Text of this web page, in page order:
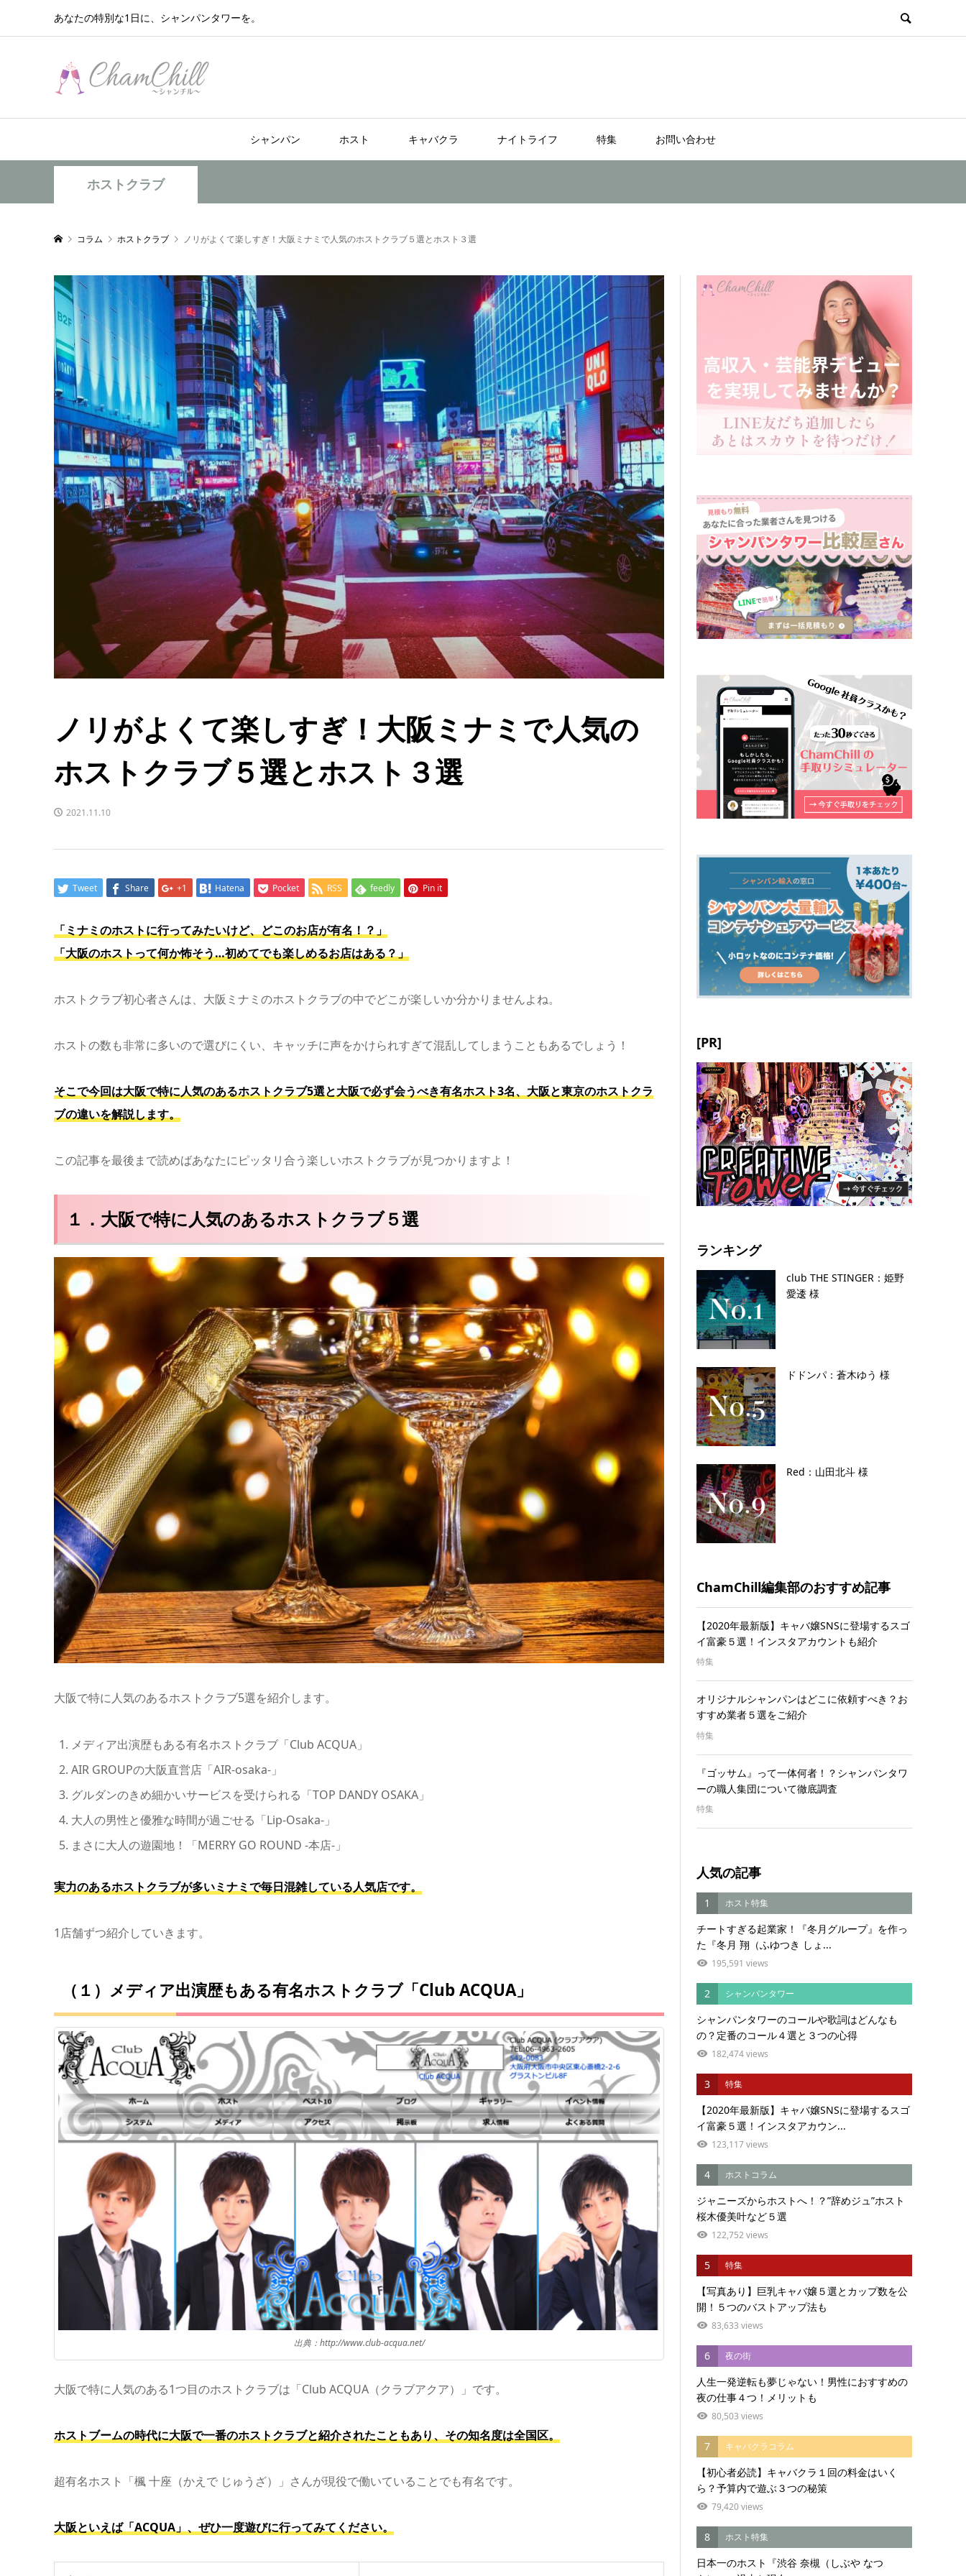
あなたの特別な1日に、シャンパンタワーを。
シャンパン ホスト キャバクラ ナイトライフ 特集 お問い合わせ
ホストクラブ
コラム ホストクラブ ノリがよくて楽しすぎ！大阪ミナミで人気のホストクラブ５選とホスト３選
ノリがよくて楽しすぎ！大阪ミナミで人気の
ホストクラブ５選とホスト３選
2021.11.10
Tweet Share +1 Hatena Pocket RSS feedly Pin it
「ミナミのホストに行ってみたいけど、どこのお店が有名！？」
「大阪のホストって何か怖そう…初めてでも楽しめるお店はある？」
ホストクラブ初心者さんは、大阪ミナミのホストクラブの中でどこが楽しいか分かりませんよね。
ホストの数も非常に多いので選びにくい、キャッチに声をかけられすぎて混乱してしまうこともあるでしょう！
そこで今回は大阪で特に人気のあるホストクラブ5選と大阪で必ず会うべき有名ホスト3名、大阪と東京のホストクラ
ブの違いを解説します。
この記事を最後まで読めばあなたにピッタリ合う楽しいホストクラブが見つかりますよ！
１．大阪で特に人気のあるホストクラブ５選
大阪で特に人気のあるホストクラブ5選を紹介します。
メディア出演歴もある有名ホストクラブ「Club ACQUA」
AIR GROUPの大阪直営店「AIR-osaka-」
グルダンのきめ細かいサービスを受けられる「TOP DANDY OSAKA」
大人の男性と優雅な時間が過ごせる「Lip-Osaka-」
まさに大人の遊園地！「MERRY GO ROUND -本店-」
実力のあるホストクラブが多いミナミで毎日混雑している人気店です。
1店舗ずつ紹介していきます。
（１）メディア出演歴もある有名ホストクラブ「Club ACQUA」
出典：http://www.club-acqua.net/
大阪で特に人気のある1つ目のホストクラブは「Club ACQUA（クラブアクア）」です。
ホストブームの時代に大阪で一番のホストクラブと紹介されたこともあり、その知名度は全国区。
超有名ホスト「楓 十座（かえで じゅうざ）」さんが現役で働いていることでも有名です。
大阪といえば「ACQUA」、ぜひ一度遊びに行ってみてください。
[PR]
ランキング
club THE STINGER：姫野
愛逶 様
ドドンパ：蒼木ゆう 様
Red：山田北斗 様
ChamChill編集部のおすすめ記事
【2020年最新版】キャバ嬢SNSに登場するスゴ
イ富豪５選！インスタアカウントも紹介
特集
オリジナルシャンパンはどこに依頼すべき？お
すすめ業者５選をご紹介
特集
『ゴッサム』って一体何者！？シャンパンタワ
ーの職人集団について徹底調査
特集
人気の記事
1 ホスト特集
チートすぎる起業家！『冬月グループ』を作っ
た『冬月 翔（ふゆつき しょ...
195,591 views
2 シャンパンタワー
シャンパンタワーのコールや歌詞はどんなも
の？定番のコール４選と３つの心得
182,474 views
3 特集
【2020年最新版】キャバ嬢SNSに登場するスゴ
イ富豪５選！インスタアカウン...
123,117 views
4 ホストコラム
ジャニーズからホストへ！？”辞めジュ”ホスト
桜木優美叶など５選
122,752 views
5 特集
【写真あり】巨乳キャバ嬢５選とカップ数を公
開！５つのバストアップ法も
83,633 views
6 夜の街
人生一発逆転も夢じゃない！男性におすすめの
夜の仕事４つ！メリットも
80,503 views
7 キャバクラコラム
【初心者必読】キャバクラ１回の料金はいく
ら？予算内で遊ぶ３つの秘策
79,420 views
8 ホスト特集
日本一のホスト『渋谷 奈槻（しぶや なつ